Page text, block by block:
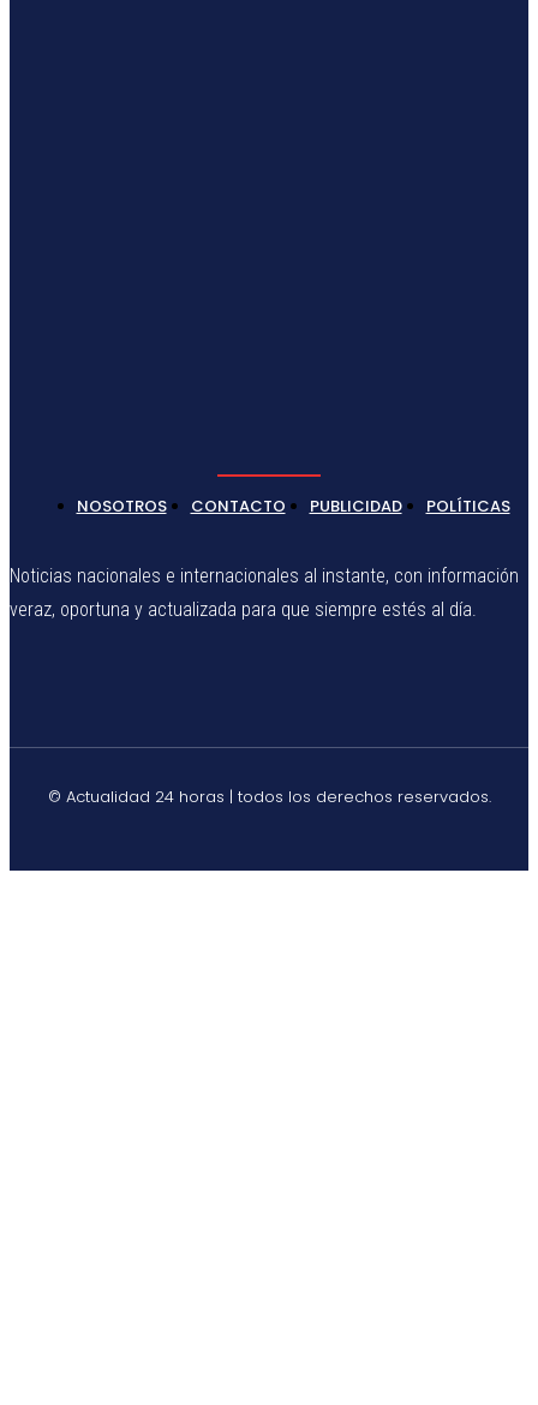
NOSOTROS CONTACTO PUBLICIDAD POLÍTICAS
Noticias nacionales e internacionales al instante, con información
veraz, oportuna y actualizada para que siempre estés al día.
© Actualidad 24 horas | todos los derechos reservados.